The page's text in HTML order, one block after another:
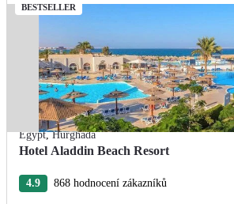
BESTSELLER
Egypt,Hurghada
Hotel Aladdin Beach Resort
4.9 868 hodnocení zákazníků